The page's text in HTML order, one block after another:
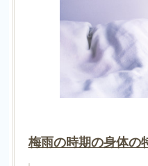
梅雨の時期の身体の